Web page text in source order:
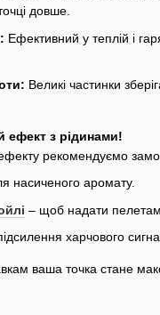
довше.
Ефективний у теплій і
Великі частинки
ефект з рідинами!
рекомендуємо
насиченого аромату.
– щоб надати пелетам
харчового
ваша точка стане